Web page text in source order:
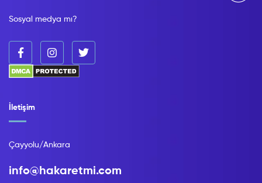
Sosyal medya mı?
İletişim
Çayyolu/Ankara
info@hakaretmi.com